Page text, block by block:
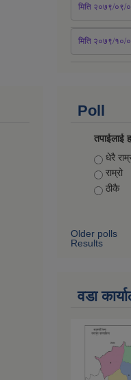
मिति २०७९/०९/
मिति २०७९/१०/
Poll
तपाईलाई
धेरै
राम्रो
ठीकै
Older polls
Results
वडा